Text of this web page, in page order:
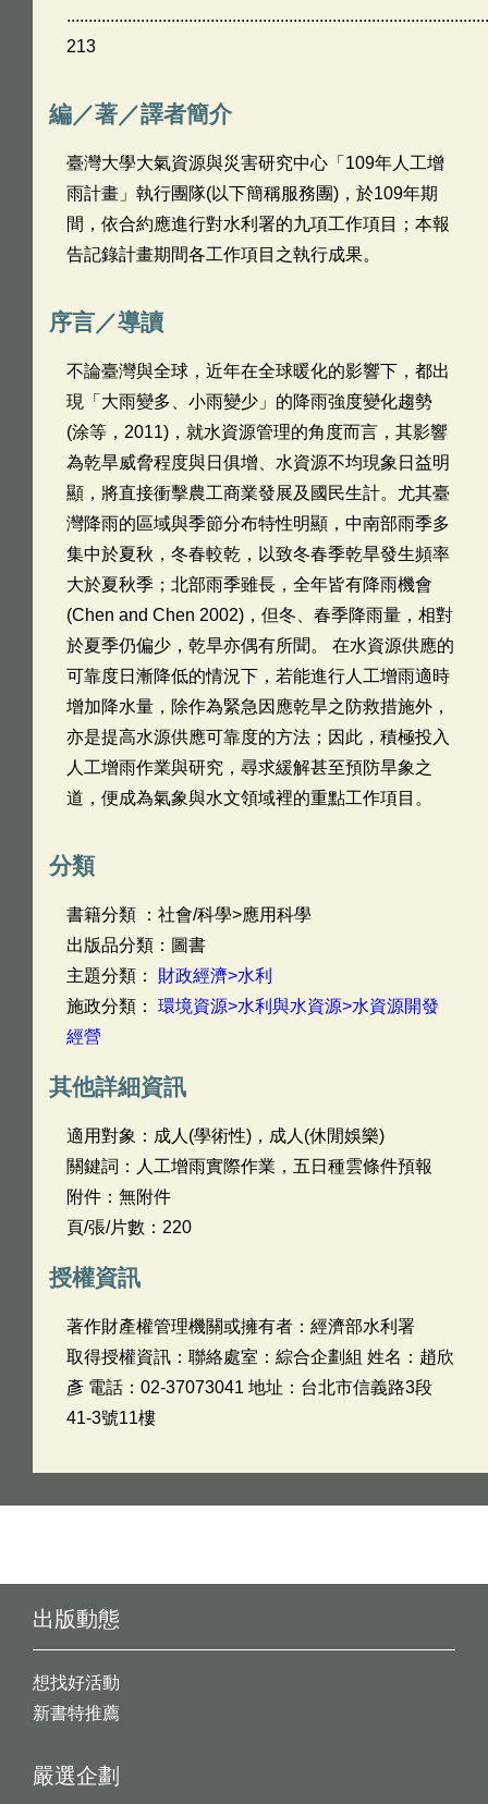
213
編／著／譯者簡介
臺灣大學大氣資源與災害研究中心「109年人工增
雨計畫」執行團隊(以下簡稱服務團)，於109年期
間，依合約應進行對水利署的九項工作項目；本報
告記錄計畫期間各工作項目之執行成果。
序言／導讀
不論臺灣與全球，近年在全球暖化的影響下，都出
現「大雨變多、小雨變少」的降雨強度變化趨勢
(涂等，2011)，就水資源管理的角度而言，其影響
為乾旱威脅程度與日俱增、水資源不均現象日益明
顯，將直接衝擊農工商業發展及國民生計。尤其臺
灣降雨的區域與季節分布特性明顯，中南部雨季多
集中於夏秋，冬春較乾，以致冬春季乾旱發生頻率
大於夏秋季；北部雨季雖長，全年皆有降雨機會
(Chen and Chen 2002)，但冬、春季降雨量，相對
於夏季仍偏少，乾旱亦偶有所聞。 在水資源供應的
可靠度日漸降低的情況下，若能進行人工增雨適時
增加降水量，除作為緊急因應乾旱之防救措施外，
亦是提高水源供應可靠度的方法；因此，積極投入
人工增雨作業與研究，尋求緩解甚至預防旱象之
道，便成為氣象與水文領域裡的重點工作項目。
分類
書籍分類 ：社會/科學>應用科學
出版品分類：圖書
主題分類： 財政經濟>水利
施政分類： 環境資源>水利與水資源>水資源開發
經營
其他詳細資訊
適用對象：成人(學術性)，成人(休閒娛樂)
關鍵詞：人工增雨實際作業，五日種雲條件預報
附件：無附件
頁/張/片數：220
授權資訊
著作財產權管理機關或擁有者：經濟部水利署
取得授權資訊：聯絡處室：綜合企劃組 姓名：趙欣
彥 電話：02-37073041 地址：台北市信義路3段
41-3號11樓
出版動態
想找好活動
新書特推薦
嚴選企劃